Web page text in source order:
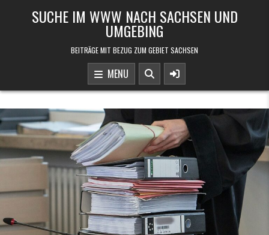
SUCHE IM WWW NACH SACHSEN UND
UMGEBING
BEITRÄGE MIT BEZUG ZUM GEBIET SACHSEN
MENU